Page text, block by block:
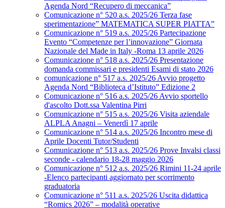
Agenda Nord “Recupero di meccanica”
Comunicazione n° 520 a.s. 2025/26 Terza fase
sperimentazione” MATEMATICA SUPER PIATTA”
Comunicazione n° 519 a.s. 2025/26 Partecipazione
Evento “Competenze per l’innovazione” Giornata
Nazionale del Made in Italy -Roma 13 aprile 2026
Comunicazione n° 518 a.s. 2025/26 Presentazione
domanda commissari e presidenti Esami di stato 2026
comunicazione n° 517 a.s. 2025/26 Avvio progetto
Agenda Nord “Biblioteca d’Istituto” Edizione 2
Comunicazione n° 516 a.s. 2025/26 Avvio sportello
d'ascolto Dott.ssa Valentina Pirri
Comunicazione n° 515 a.s. 2025/26 Visita aziendale
ALPLA Anagni – Venerdì 17 aprile
Comunicazione n° 514 a.s. 2025/26 Incontro mese di
Aprile Docenti Tutor/Studenti
Comunicazione n° 513 a.s. 2025/26 Prove Invalsi classi
seconde - calendario 18-28 maggio 2026
Comunicazione n° 512 a.s. 2025/26 Rimini 11-24 aprile
-Elenco partecipanti aggiornato per scorrimento
graduatoria
Comunicazione n° 511 a.s. 2025/26 Uscita didattica
“Romics 2026” – modalità operative